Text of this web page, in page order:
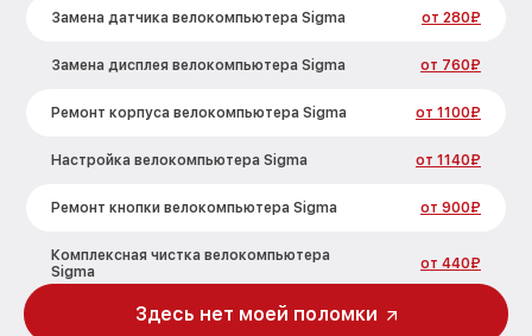
Замена датчика велокомпьютера Sigma от 280₽
Замена дисплея велокомпьютера Sigma от 760₽
Ремонт корпуса велокомпьютера Sigma от 1100₽
Настройка велокомпьютера Sigma от 1140₽
Ремонт кнопки велокомпьютера Sigma от 900₽
Комплексная чистка велокомпьютера
Sigma
от 440₽
Не включается велокомпьютера Sigma
Здесь нет моей поломки